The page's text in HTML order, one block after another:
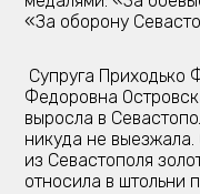
«За оборону
Супруга Приходько
Федоровна
выросла в
никуда не выезжала.
из Севастополя
относила в штольни